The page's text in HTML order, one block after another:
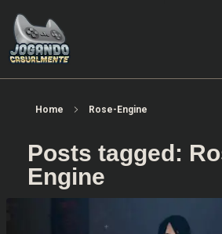
Home Rose-Engine
Posts tagged:
Engine